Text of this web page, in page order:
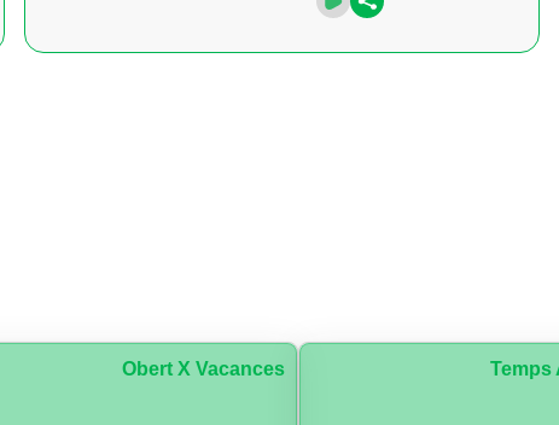
Obert X Vacances Temps